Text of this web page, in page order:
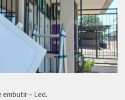
embutir – Led.